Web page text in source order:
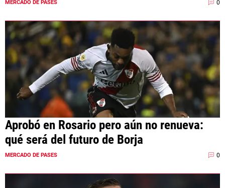
MERCADO DE PASES 0
Aprobó en Rosario pero aún no renueva:
qué será del futuro de Borja
MERCADO DE PASES 0